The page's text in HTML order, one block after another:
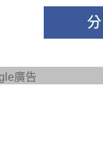
廣告